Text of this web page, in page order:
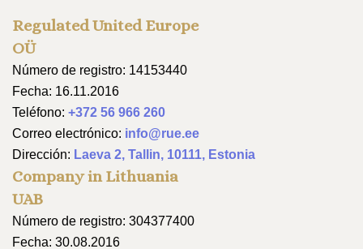
Regulated United Europe
OÜ
Número de registro: 14153440
Fecha: 16.11.2016
Teléfono: +372 56 966 260
Correo electrónico: info@rue.ee
Dirección: Laeva 2, Tallin, 10111, Estonia
Company in Lithuania
UAB
Número de registro: 304377400
Fecha: 30.08.2016